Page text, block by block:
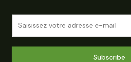
Subscribe